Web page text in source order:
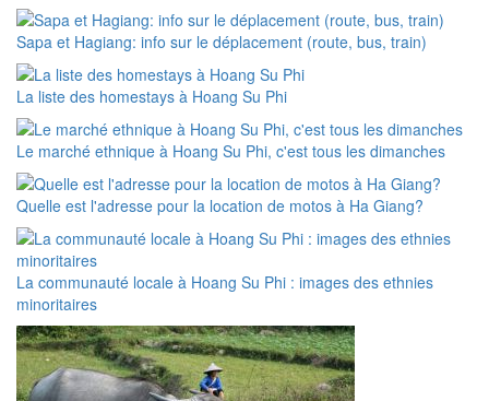
Sapa et Hagiang: info sur le déplacement (route, bus, train)
La liste des homestays à Hoang Su Phi
Le marché ethnique à Hoang Su Phi, c'est tous les dimanches
Quelle est l'adresse pour la location de motos à Ha Giang?
La communauté locale à Hoang Su Phi : images des ethnies
minoritaires